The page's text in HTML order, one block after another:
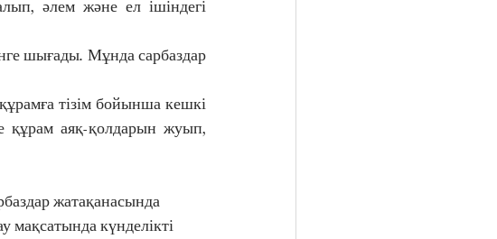
құрам аяқ-қолдарын жуып,
мақсатында күнделікті